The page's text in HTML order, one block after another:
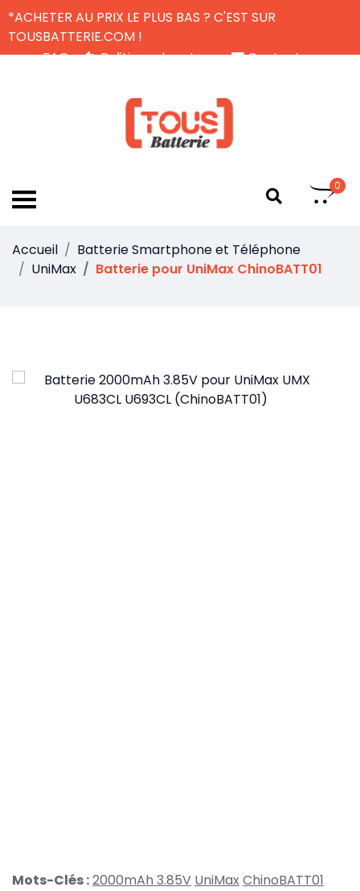
*ACHETER AU PRIX LE PLUS BAS ? C'EST SUR
TOUSBATTERIE.COM !
FAQ
Politique de retour
Contactez-nous
0
Accueil
Batterie Smartphone et Téléphone
UniMax
Batterie pour UniMax ChinoBATT01
Mots-Clés :2000mAh 3.85V UniMaxChinoBATT01